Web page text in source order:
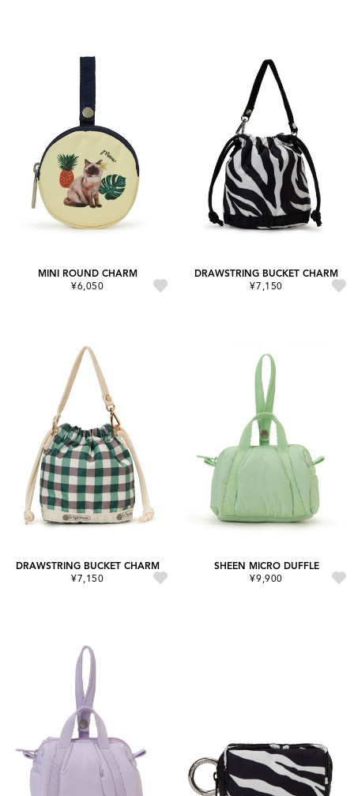
MINI ROUND CHARM
¥6,050
DRAWSTRING BUCKET CHARM
¥7,150
DRAWSTRING BUCKET CHARM
¥7,150
SHEEN MICRO DUFFLE
¥9,900